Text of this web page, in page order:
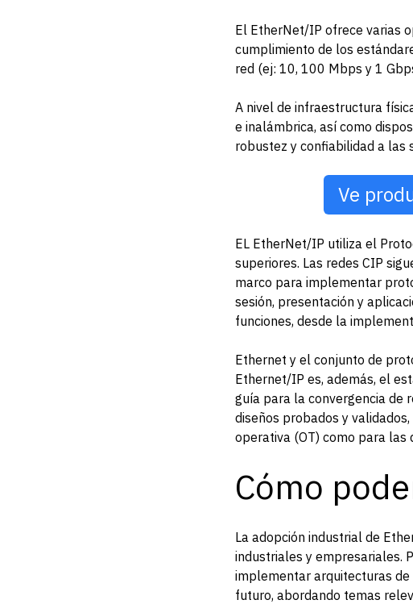
El EtherNet/IP ofrece varias
cumplimiento de los
red (ej: 10, 100 Mbps y 1
A nivel de infraestructura
e inalámbrica, así como
robustez y confiabilidad a las
Ve
EL EtherNet/IP utiliza el
superiores. Las redes CIP
marco para implementar
sesión, presentación y
funciones, desde la
Ethernet y el conjunto de
Ethernet/IP es, además, el
guía para la convergencia de
diseños probados y
operativa (OT) como para las
Cómo
La adopción industrial de
industriales y empresariales.
implementar arquitecturas
futuro, abordando temas